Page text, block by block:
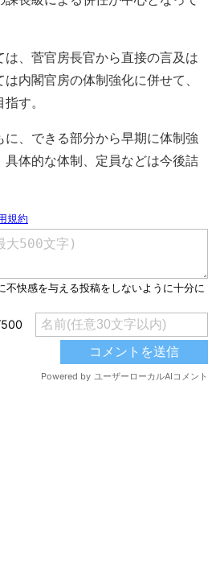
、菅官房長官から直接の言及は
内閣官房の体制強化に併せて、
す。
、できる部分から早期に体制強
具体的な体制、定員などは今後詰